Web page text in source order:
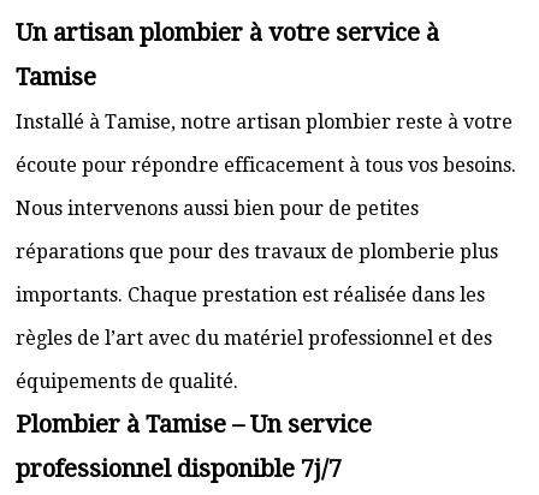
Un artisan plombier à votre service à
Tamise
Installé à Tamise, notre artisan plombier reste à votre
écoute pour répondre efficacement à tous vos besoins.
Nous intervenons aussi bien pour de petites
réparations que pour des travaux de plomberie plus
importants. Chaque prestation est réalisée dans les
règles de l’art avec du matériel professionnel et des
équipements de qualité.
Plombier à Tamise – Un service
professionnel disponible 7j/7